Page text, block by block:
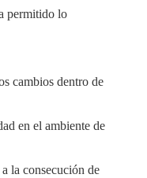
permitido lo
cambios dentro de
en el ambiente de
la consecución de